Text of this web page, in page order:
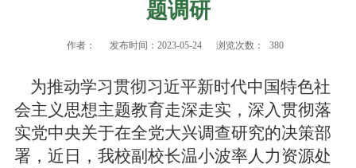
题调研
作者： 发布时间：2023-05-24 浏览次数： 380
为推动学习贯彻习近平新时代中国特色社
会主义思想主题教育走深走实，深入贯彻落
实党中央关于在全党大兴调查研究的决策部
署，近日，我校副校长温小波率人力资源处